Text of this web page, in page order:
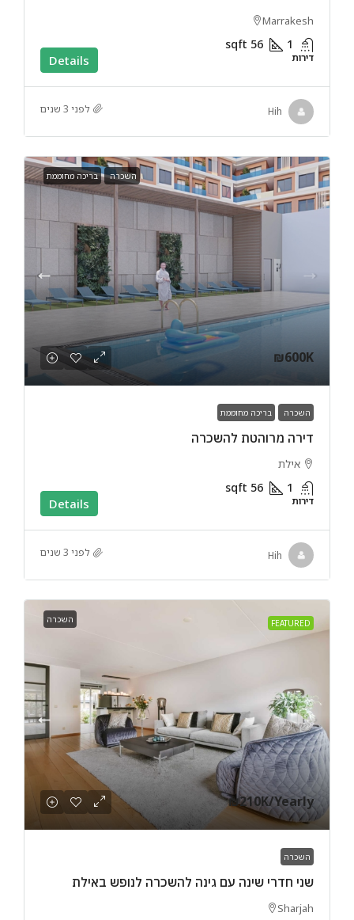
Marrakesh
1
56
sqft
דירות Details
Hih לפני 3 שנים
השכרה בריכה מחוממת
₪600K
השכרה בריכה מחוממת
דירה מרוהטת להשכרה
אילת
1
56
sqft
דירות Details
Hih לפני 3 שנים
FEATURED השכרה
₪210K/Yearly
השכרה
שני חדרי שינה עם גינה להשכרה לנופש באילת
Sharjah